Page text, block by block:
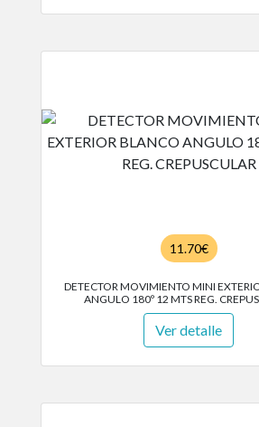
11.70€
DETECTOR MOVIMIENTO MINI
ANGULO 180º 12 MTS REG.
Ver detalle